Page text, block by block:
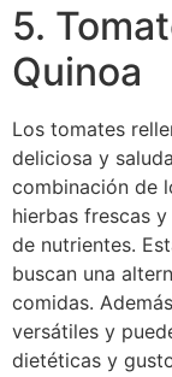
5.
Quinoa
Los tomates
deliciosa y
combinación de
hierbas frescas
de nutrientes.
buscan una
comidas.
versátiles y
dietéticas y